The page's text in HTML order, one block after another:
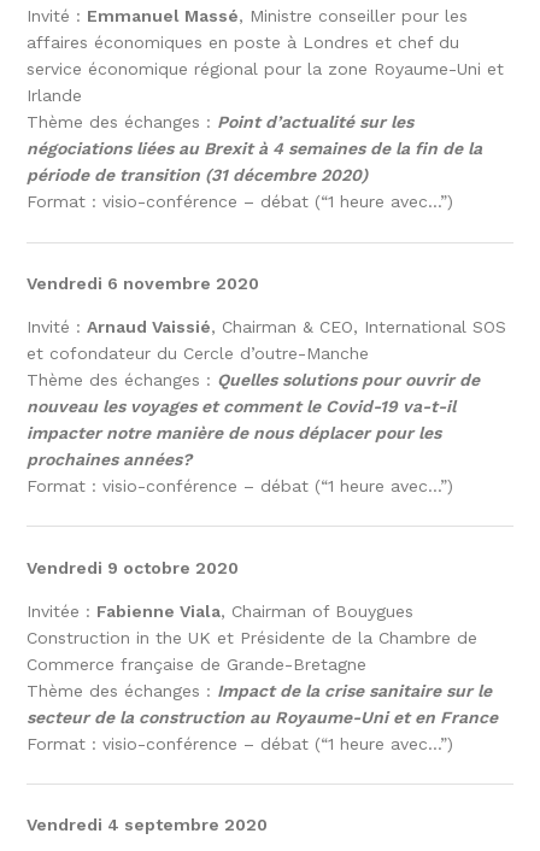
Invité : Emmanuel Massé, Ministre conseiller pour les
affaires économiques en poste à Londres et chef du
service économique régional pour la zone Royaume-Uni et
Irlande
Thème des échanges : Point d’actualité sur les
négociations liées au Brexit à 4 semaines de la fin de la
période de transition (31 décembre 2020)
Format : visio-conférence – débat (“1 heure avec…”)
Vendredi 6 novembre 2020
Invité :Arnaud Vaissié, Chairman & CEO, International SOS
et cofondateur du Cercle d’outre-Manche
Thème des échanges : Quelles solutions pour ouvrir de
nouveau les voyages et comment le Covid-19 va-t-il
impacter notre manière de nous déplacer pour les
prochaines années?
Format : visio-conférence – débat (“1 heure avec…”)
Vendredi 9 octobre 2020
Invitée : Fabienne Viala, Chairman of Bouygues
Construction in the UK et Présidente de la Chambre de
Commerce française de Grande-Bretagne
Thème des échanges : Impact de la crise sanitaire sur le
secteur de la construction au Royaume-Uni et en France
Format : visio-conférence – débat (“1 heure avec…”)
Vendredi 4 septembre 2020